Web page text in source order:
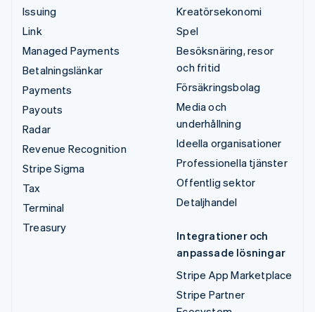
Issuing
Link
Managed Payments
Betalningslänkar
Payments
Payouts
Radar
Revenue Recognition
Stripe Sigma
Tax
Terminal
Treasury
Kreatörsekonomi
Spel
Besöksnäring, resor
och fritid
Försäkringsbolag
Media och
underhållning
Ideella organisationer
Professionella tjänster
Offentlig sektor
Detaljhandel
Integrationer och
anpassade lösningar
Stripe App Marketplace
Stripe Partner